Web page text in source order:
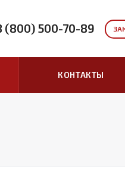
(800) 500-70-89
КОНТАКТЫ